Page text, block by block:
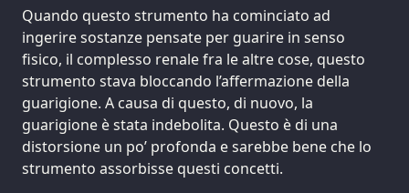
Quando questo strumento ha cominciato ad
ingerire sostanze pensate per guarire in senso
fisico, il complesso renale fra le altre cose, questo
strumento stava bloccando l’affermazione della
guarigione. A causa di questo, di nuovo, la
guarigione è stata indebolita. Questo è di una
distorsione un po’ profonda e sarebbe bene che lo
strumento assorbisse questi concetti.